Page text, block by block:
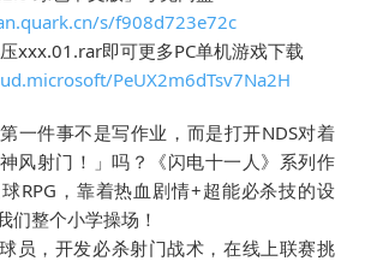
s/f908d723e72c
xxx.01.rar即可更多PC单机游戏下载
PeUX2m6dTsv7Na2H
一件事不是写作业，而是打开NDS对着
风射门！」吗？《闪电十一人》系列作
RPG，靠着热血剧情+超能必杀技的设
们整个小学操场！
员，开发必杀射门战术，在线上联赛挑